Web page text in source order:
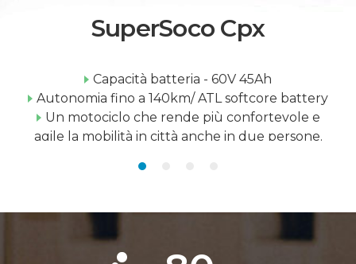
SuperSoco Cpx
Capacità batteria - 60V 45Ah
Autonomia fino a 140km/ ATL softcore battery
Un motociclo che rende più confortevole e
agile la mobilità in città anche in due persone.